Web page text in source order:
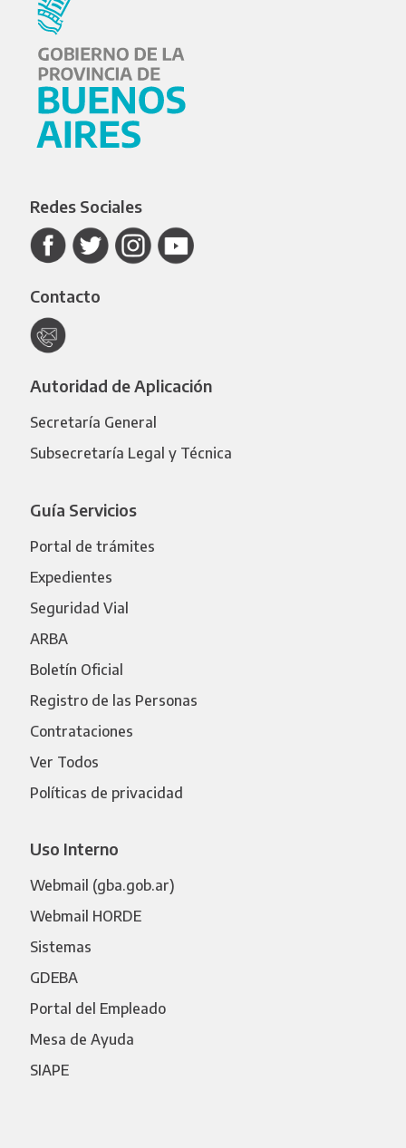
Redes Sociales
Contacto
Autoridad de Aplicación
Secretaría General
Subsecretaría Legal y Técnica
Guía Servicios
Portal de trámites
Expedientes
Seguridad Vial
ARBA
Boletín Oficial
Registro de las Personas
Contrataciones
Ver Todos
Políticas de privacidad
Uso Interno
Webmail (gba.gob.ar)
Webmail HORDE
Sistemas
GDEBA
Portal del Empleado
Mesa de Ayuda
SIAPE